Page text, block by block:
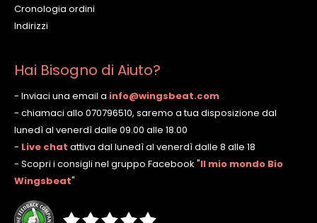
Cronologia ordini
Indirizzi
Hai Bisogno di Aiuto?
- Inviaci una email a info@wingsbeat.com
- chiamaci allo 070796510, saremo a tua disposizione dal
lunedì al venerdì dalle 09.00 alle 18.00
- Live chat attiva dal lunedì al venerdì dalle 8 alle 18
- Scopri i consigli nel gruppo Facebook "Il mio mondo Bio
Wingsbeat"